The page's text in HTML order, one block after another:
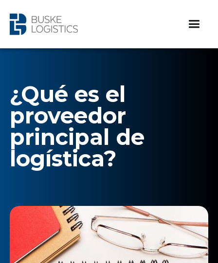
¿Qué es el
proveedor
principal de
logística?